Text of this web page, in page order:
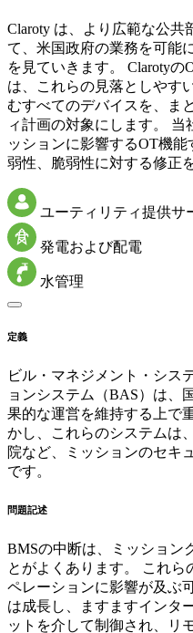
Claroty は、より広範な公共
て、米国政府の業務を可能
を見ていきます。 Claroty
は、これらの見落としやす
むすべてのデバイスを、ま
ィ計画の対象にします。 当
ッションに影響するOT機
弱性、脆弱性に対する修正
ユーティリティ提供サ
発電および配電
水管理
定義
ビル・マネジメント・シス
ョンシステム（BAS）は、
果的な運営を維持する上で
かし、これらのシステムは
院など、ミッションのセキ
です。
問題記述
BMSの中断は、ミッション
とがよくあります。 これ
ペレーションに影響が及ぶ
は成長し、ますますインタ
ットを介して制御され、リ